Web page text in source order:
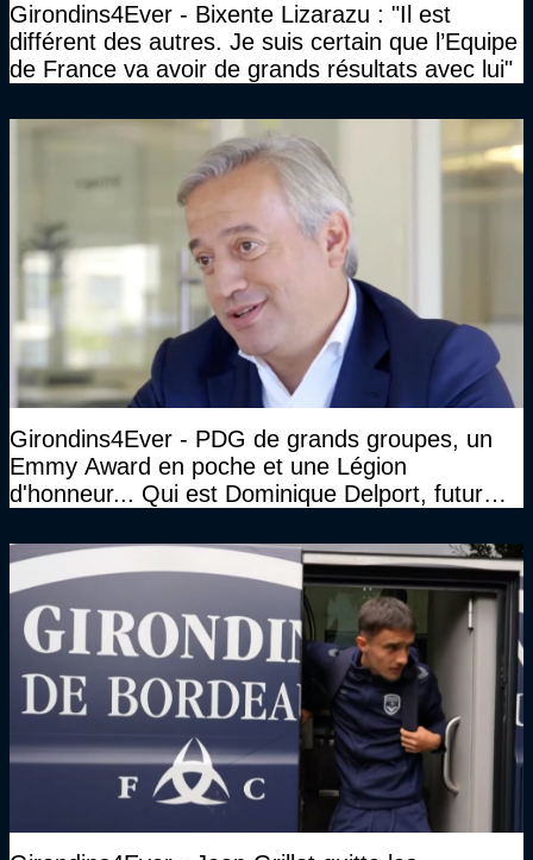
Girondins4Ever - Bixente Lizarazu : "Il est
différent des autres. Je suis certain que l’Equipe
de France va avoir de grands résultats avec lui"
Girondins4Ever - PDG de grands groupes, un
Emmy Award en poche et une Légion
d'honneur... Qui est Dominique Delport, futur